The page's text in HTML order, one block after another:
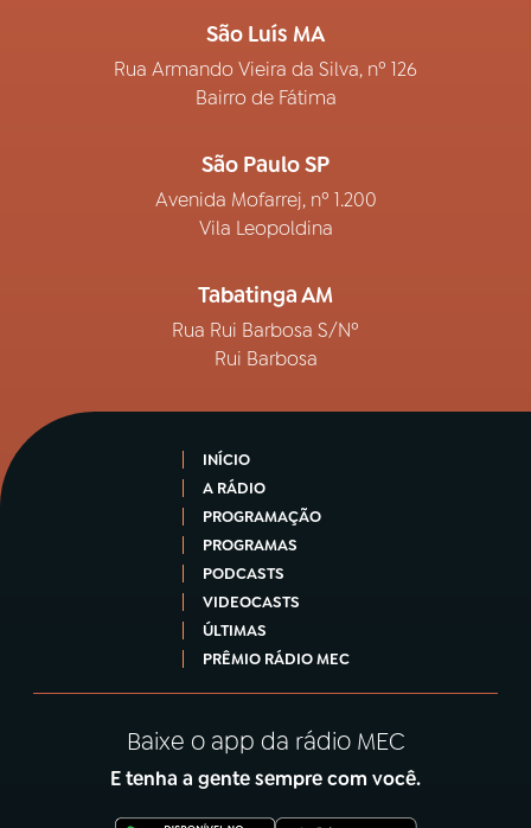
São Luís MA
Rua Armando Vieira da Silva, nº 126
Bairro de Fátima
São Paulo SP
Avenida Mofarrej, nº 1.200
Vila Leopoldina
Tabatinga AM
Rua Rui Barbosa S/Nº
Rui Barbosa
INÍCIO
A RÁDIO
PROGRAMAÇÃO
PROGRAMAS
PODCASTS
VIDEOCASTS
ÚLTIMAS
PRÊMIO RÁDIO MEC
Baixe o app da rádio MEC
E tenha a gente sempre com você.